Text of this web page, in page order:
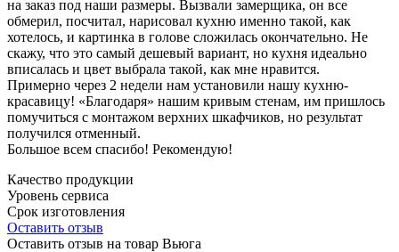
на заказ под наши размеры. Вызвали замерщика, он все
обмерил, посчитал, нарисовал кухню именно такой, как
хотелось, и картинка в голове сложилась окончательно. Не
скажу, что это самый дешевый вариант, но кухня идеально
вписалась и цвет выбрала такой, как мне нравится.
Примерно через 2 недели нам установили нашу кухню-
красавицу! «Благодаря» нашим кривым стенам, им пришлось
помучиться с монтажом верхних шкафчиков, но результат
получился отменный.
Большое всем спасибо! Рекомендую!
Качество продукции
Уровень сервиса
Срок изготовления
Оставить отзыв
Оставить отзыв на товар Вьюга